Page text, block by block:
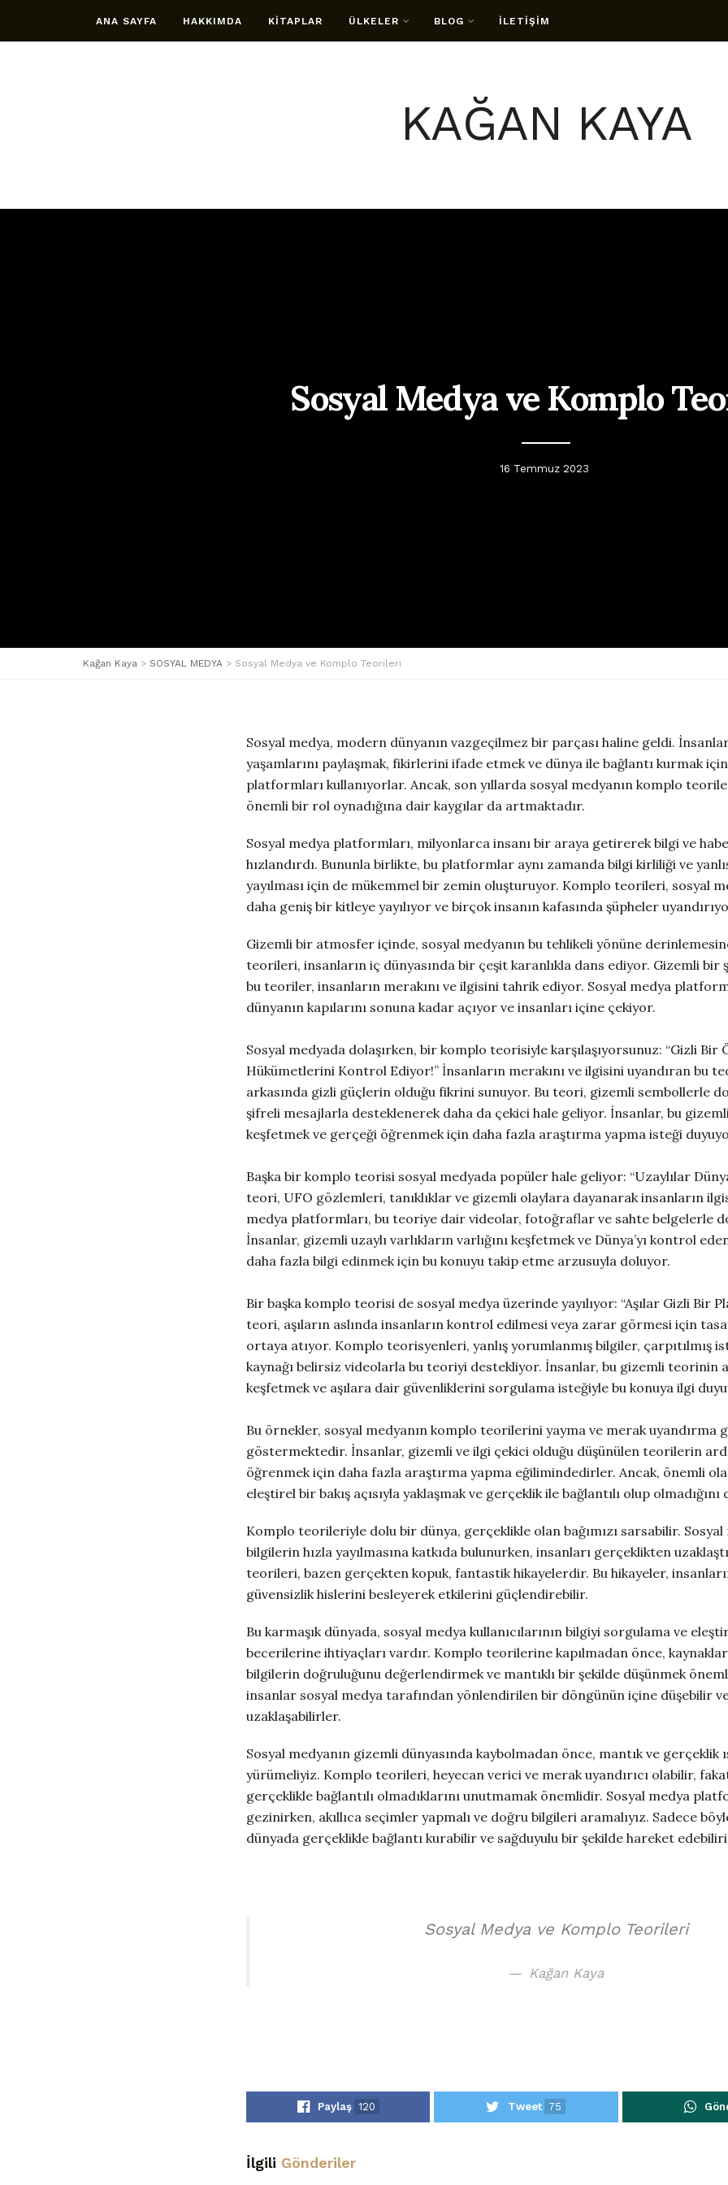
ANA SAYFA HAKKIMDA KİTAPLAR ÜLKELER BLOG İLETİŞİM
KAĞAN KAYA
Sosyal Medya ve Komplo
16 Temmuz 2023
Kağan Kaya > SOSYAL MEDYA > Sosyal Medya ve Komplo Teorileri
Sosyal medya, modern dünyanın vazgeçilmez bir parçası haline geldi.
yaşamlarını paylaşmak, fikirlerini ifade etmek ve dünya ile bağlantı kurmak
platformları kullanıyorlar. Ancak, son yıllarda sosyal medyanın komplo
önemli bir rol oynadığına dair kaygılar da artmaktadır.
Sosyal medya platformları, milyonlarca insanı bir araya getirerek bilgi ve haber
hızlandırdı. Bununla birlikte, bu platformlar aynı zamanda bilgi kirliliği ve
yayılması için de mükemmel bir zemin oluşturuyor. Komplo teorileri, sosyal
daha geniş bir kitleye yayılıyor ve birçok insanın kafasında şüpheler
Gizemli bir atmosfer içinde, sosyal medyanın bu tehlikeli yönüne
teorileri, insanların iç dünyasında bir çeşit karanlıkla dans ediyor. Gizemli bir
bu teoriler, insanların merakını ve ilgisini tahrik ediyor. Sosyal medya
dünyanın kapılarını sonuna kadar açıyor ve insanları içine çekiyor.
Sosyal medyada dolaşırken, bir komplo teorisiyle karşılaşıyorsunuz: “Gizli Bir
Hükümetlerini Kontrol Ediyor!” İnsanların merakını ve ilgisini uyandıran bu
arkasında gizli güçlerin olduğu fikrini sunuyor. Bu teori, gizemli sembollerle
şifreli mesajlarla desteklenerek daha da çekici hale geliyor. İnsanlar, bu
keşfetmek ve gerçeği öğrenmek için daha fazla araştırma yapma isteği
Başka bir komplo teorisi sosyal medyada popüler hale geliyor: “Uzaylılar
teori, UFO gözlemleri, tanıklıklar ve gizemli olaylara dayanarak insanların
medya platformları, bu teoriye dair videolar, fotoğraflar ve sahte belgelerle
İnsanlar, gizemli uzaylı varlıkların varlığını keşfetmek ve Dünya’yı kontrol
daha fazla bilgi edinmek için bu konuyu takip etme arzusuyla doluyor.
Bir başka komplo teorisi de sosyal medya üzerinde yayılıyor: “Aşılar Gizli Bir
teori, aşıların aslında insanların kontrol edilmesi veya zarar görmesi için
ortaya atıyor. Komplo teorisyenleri, yanlış yorumlanmış bilgiler, çarpıtılmış
kaynağı belirsiz videolarla bu teoriyi destekliyor. İnsanlar, bu gizemli teorinin
keşfetmek ve aşılara dair güvenliklerini sorgulama isteğiyle bu konuya ilgi
Bu örnekler, sosyal medyanın komplo teorilerini yayma ve merak uyandırma
göstermektedir. İnsanlar, gizemli ve ilgi çekici olduğu düşünülen teorilerin
öğrenmek için daha fazla araştırma yapma eğilimindedirler. Ancak, önemli
eleştirel bir bakış açısıyla yaklaşmak ve gerçeklik ile bağlantılı olup
Komplo teorileriyle dolu bir dünya, gerçeklikle olan bağımızı sarsabilir. Sosyal
bilgilerin hızla yayılmasına katkıda bulunurken, insanları gerçeklikten
teorileri, bazen gerçekten kopuk, fantastik hikayelerdir. Bu hikayeler,
güvensizlik hislerini besleyerek etkilerini güçlendirebilir.
Bu karmaşık dünyada, sosyal medya kullanıcılarının bilgiyi sorgulama ve
becerilerine ihtiyaçları vardır. Komplo teorilerine kapılmadan önce,
bilgilerin doğruluğunu değerlendirmek ve mantıklı bir şekilde düşünmek
insanlar sosyal medya tarafından yönlendirilen bir döngünün içine düşebilir
uzaklaşabilirler.
Sosyal medyanın gizemli dünyasında kaybolmadan önce, mantık ve gerçeklik
yürümeliyiz. Komplo teorileri, heyecan verici ve merak uyandırıcı olabilir,
gerçeklikle bağlantılı olmadıklarını unutmamak önemlidir. Sosyal medya
gezinirken, akıllıca seçimler yapmalı ve doğru bilgileri aramalıyız. Sadece
dünyada gerçeklikle bağlantı kurabilir ve sağduyulu bir şekilde hareket
Sosyal Medya ve Komplo Teorileri
Kağan Kaya
Paylaş 120 Tweet 75
İlgili Gönderiler